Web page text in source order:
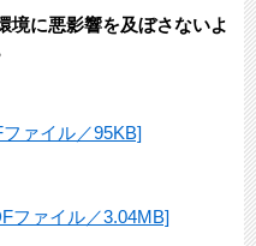
境に悪影響を及ぼさないよ
ァイル／95KB]
ファイル／3.04MB]